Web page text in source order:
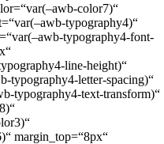
color7)“
typography4)“
typography4-font-
line-height)“
typography4-letter-spacing)“
typography4-text-transform)“
margin_top=“8px“